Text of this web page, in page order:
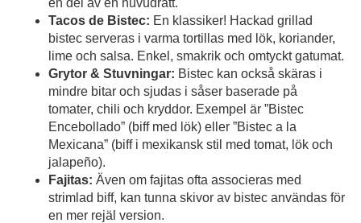
en del av en huvudrätt.
Tacos de Bistec: En klassiker! Hackad grillad
bistec serveras i varma tortillas med lök, koriander,
lime och salsa. Enkel, smakrik och omtyckt gatumat.
Grytor & Stuvningar: Bistec kan också skäras i
mindre bitar och sjudas i såser baserade på
tomater, chili och kryddor. Exempel är ”Bistec
Encebollado” (biff med lök) eller ”Bistec a la
Mexicana” (biff i mexikansk stil med tomat, lök och
jalapeño).
Fajitas: Även om fajitas ofta associeras med
strimlad biff, kan tunna skivor av bistec användas för
en mer rejäl version.